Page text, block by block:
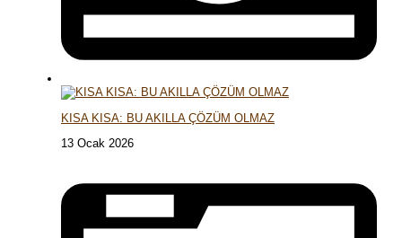
KISA KISA: BU AKILLA ÇÖZÜM OLMAZ
13 Ocak 2026